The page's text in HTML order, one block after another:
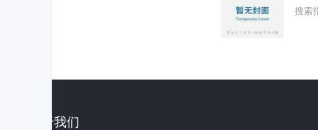
搜索
关于我们